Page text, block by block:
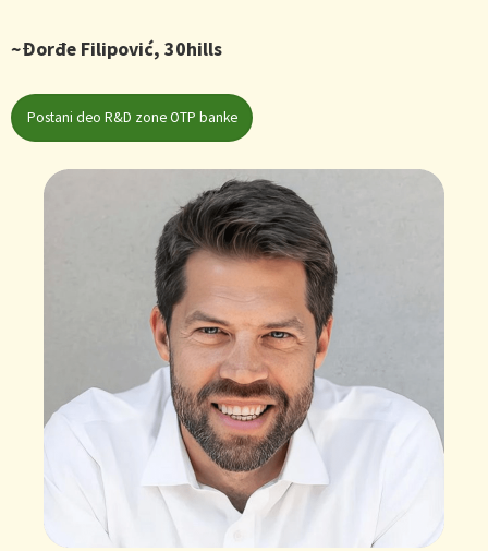
~Ðorđe Filipović, 30hills
Postani deo R&D zone OTP banke